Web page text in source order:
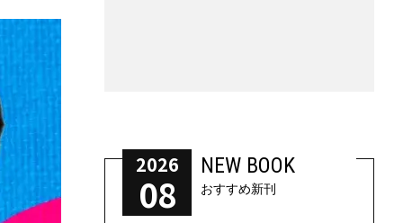
2026
08
NEW BOOK
おすすめ新刊